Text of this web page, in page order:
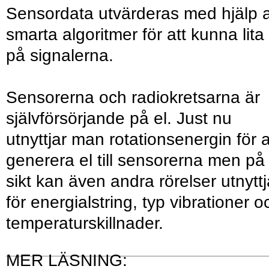
Sensordata utvärderas med hjälp
smarta algoritmer för att kunna lita
på signalerna.
Sensorerna och radiokretsarna är
självförsörjande på el. Just nu
utnyttjar man rotationsenergin för
generera el till sensorerna men på
sikt kan även andra rörelser
för energialstring, typ vibrationer
temperaturskillnader.